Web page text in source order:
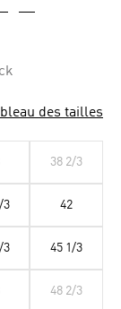
des tailles
38 2/3
3 42
3 45 1/3
48 2/3